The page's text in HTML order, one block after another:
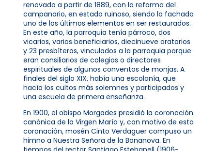
renovado a partir de 1889, con la reforma del
campanario, en estado ruinoso, siendo la fachada
uno de los últimos elementos en ser restaurados.
En este año, la parroquia tenía párroco, dos
vicarios, varios beneficiarios, diecinueve oratorios
y 23 presbíteros, vinculados a la parroquia porque
eran consiliarios de colegios o directores
espirituales de algunos conventos de monjas. A
finales del siglo XIX, había una escolanía, que
hacía los cultos más solemnes y participados y
una escuela de primera enseñanza.
En 1900, el obispo Morgades presidió la coronación
canónica de la Virgen María y, con motivo de esta
coronación, mosén Cinto Verdaguer compuso un
himno a Nuestra Señora de la Bonanova. En